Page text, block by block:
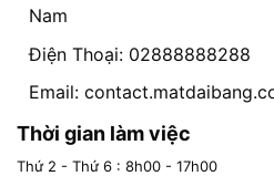
Nam
Điện Thoại: 02888888288
Email:
Thời gian làm việc
Thứ 2 - Thứ 6 : 8h00 - 17h00